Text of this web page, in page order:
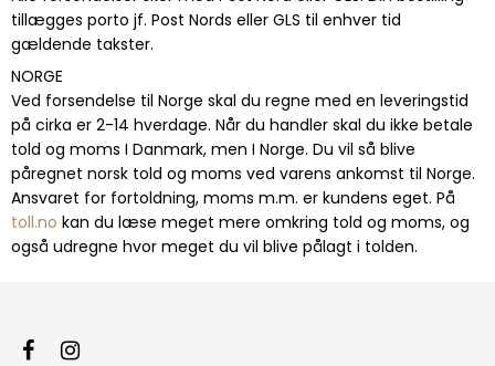
tillægges porto jf. Post Nords eller GLS til enhver tid
gældende takster.
NORGE
Ved forsendelse til Norge skal du regne med en leveringstid
på cirka er 2-14 hverdage. Når du handler skal du ikke betale
told og moms I Danmark, men I Norge. Du vil så blive
påregnet norsk told og moms ved varens ankomst til Norge.
Ansvaret for fortoldning, moms m.m. er kundens eget. På
toll.no kan du læse meget mere omkring told og moms, og
også udregne hvor meget du vil blive pålagt i tolden.